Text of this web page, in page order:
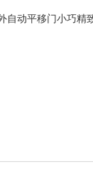
动平移门小巧